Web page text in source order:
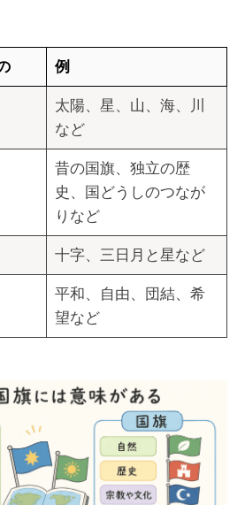
例
太陽、星、山、海、川
など
昔の国旗、独立の歴
史、国どうしのつなが
りなど
十字、三日月と星など
平和、自由、団結、希
望など